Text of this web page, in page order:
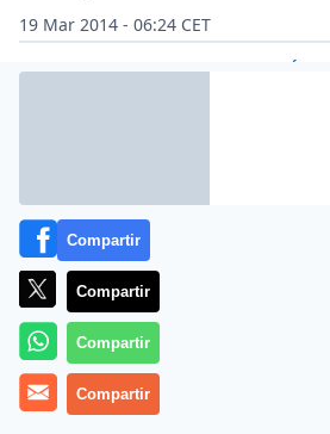
19 Mar 2014 - 06:24 CET
Archivado en: EMPLEO SAP TELEFÓNICA
Compartir
Compartir
Compartir
Compartir